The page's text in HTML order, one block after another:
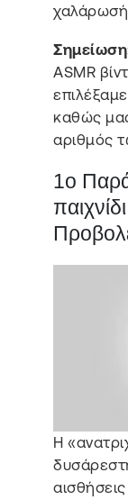
ASMR
καθώς
αριθμός
1ο
Η